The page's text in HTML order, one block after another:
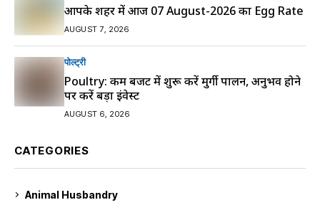
आपके शहर में आज 07 August-2026 का Egg Rate
AUGUST 7, 2026
पोल्ट्री
Poultry: कम बजट में शुरू करें मुर्गी पालन, अनुभव होने
पर करें बड़ा इंवेस्ट
AUGUST 6, 2026
CATEGORIES
Animal Husbandry